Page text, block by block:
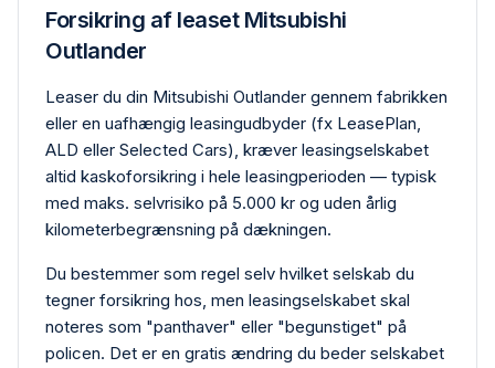
Forsikring af leaset Mitsubishi
Outlander
Leaser du din Mitsubishi Outlander gennem fabrikken
eller en uafhængig leasing­udbyder (fx LeasePlan,
ALD eller Selected Cars), kræver leasing­selskabet
altid kasko­forsikring i hele leasing­perioden — typisk
med maks. selvrisiko på 5.000 kr og uden årlig
kilometer­begrænsning på dækningen.
Du bestemmer som regel selv hvilket selskab du
tegner forsikring hos, men leasing­selskabet skal
noteres som "panthaver" eller "begunstiget" på
policen. Det er en gratis ændring du beder selskabet